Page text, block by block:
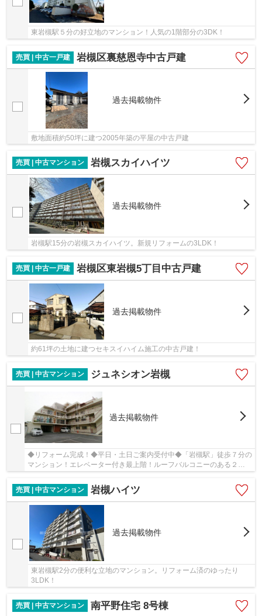
東岩槻駅５分の好立地のマンション！人気の1階部分の3DK！
売買 | 中古一戸建 岩槻区裏慈恩寺中古戸建
過去掲載物件
敷地面積約50坪に建つ2005年築の平屋の中古戸建
売買 | 中古マンション 岩槻スカイハイツ
過去掲載物件
岩槻駅15分の岩槻スカイハイツ。新規リフォームの3LDK！
売買 | 中古一戸建 岩槻区東岩槻5丁目中古戸建
過去掲載物件
約61坪の土地に建つセキスイハイム施工の中古戸建！
売買 | 中古マンション ジュネシオン岩槻
過去掲載物件
◆リフォーム完成！◆平日・土日ご案内受付中◆「岩槻駅」徒歩７分の
マンション！エレベーター付き最上階！ルーフバルコニーのある２
売買 | 中古マンション
岩槻ハイツ
過去掲載物件
東岩槻駅2分の便利な立地のマンション。リフォーム済のゆったり
3LDK！
売買 | 中古マンション 南平野住宅 8号棟